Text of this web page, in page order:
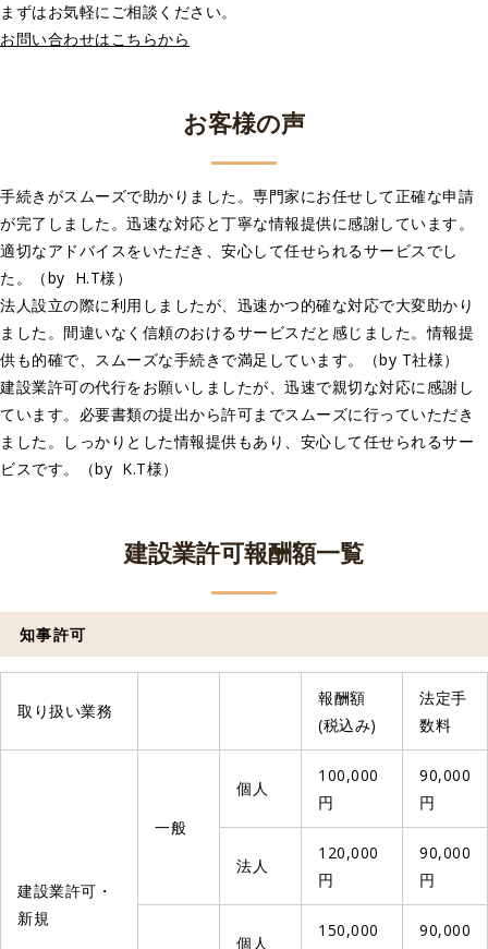
まずはお気軽にご相談ください。
お問い合わせはこちらから
お客様の声
手続きがスムーズで助かりました。専門家にお任せして正確な申請
が完了しました。迅速な対応と丁寧な情報提供に感謝しています。
適切なアドバイスをいただき、安心して任せられるサービスでし
た。（by H.T様）
法人設立の際に利用しましたが、迅速かつ的確な対応で大変助かり
ました。間違いなく信頼のおけるサービスだと感じました。情報提
供も的確で、スムーズな手続きで満足しています。（by T社様）
建設業許可の代行をお願いしましたが、迅速で親切な対応に感謝し
ています。必要書類の提出から許可までスムーズに行っていただき
ました。しっかりとした情報提供もあり、安心して任せられるサー
ビスです。（by K.T様）
建設業許可報酬額一覧
知事許可
取り扱い業務
報酬額
(税込み)
法定手
数料
建設業許可・
新規
一般
個人
100,000
円
90,000
円
法人
120,000
円
90,000
円
個人
150,000
90,000